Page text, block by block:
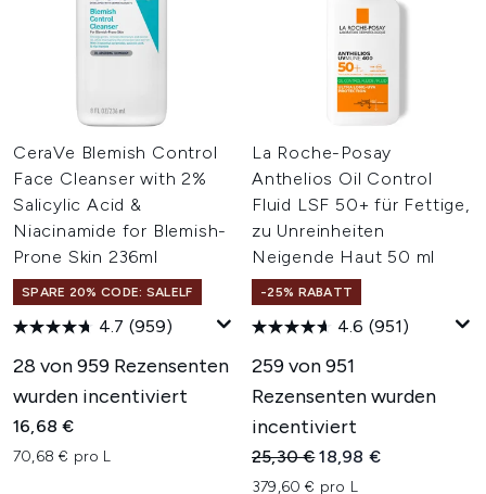
CeraVe Blemish Control
Face Cleanser with 2%
Salicylic Acid &
Niacinamide for Blemish-
Prone Skin 236ml
SPARE 20% CODE: SALELF
4.7 (959)
28 von 959 Rezensenten
wurden incentiviert
16,68 €
70,68 € pro L
La Roche-Posay
Anthelios Oil Control
Fluid LSF 50+ für Fettige,
zu Unreinheiten
Neigende Haut 50 ml
-25% RABATT
4.6 (951)
259 von 951
Rezensenten wurden
incentiviert
Unverbindliche
25,30 €Aktueller Preis:
18,98 €
379,60 € pro L